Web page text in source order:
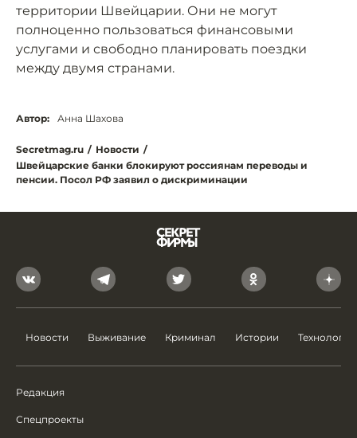
территории Швейцарии. Они не могут
полноценно пользоваться финансовыми
услугами и свободно планировать поездки
между двумя странами.
Автор: Анна Шахова
Secretmag.ru / Новости /
Швейцарские банки блокируют россиянам переводы и
пенсии. Посол РФ заявил о дискриминации
Новости Выживание Криминал Истории Технологии
Редакция
Спецпроекты